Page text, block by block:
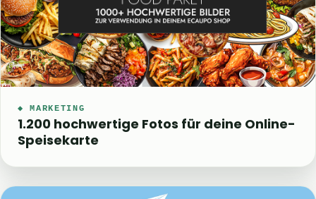
◆ MARKETING
1.200 hochwertige Fotos für deine Online-
Speisekarte